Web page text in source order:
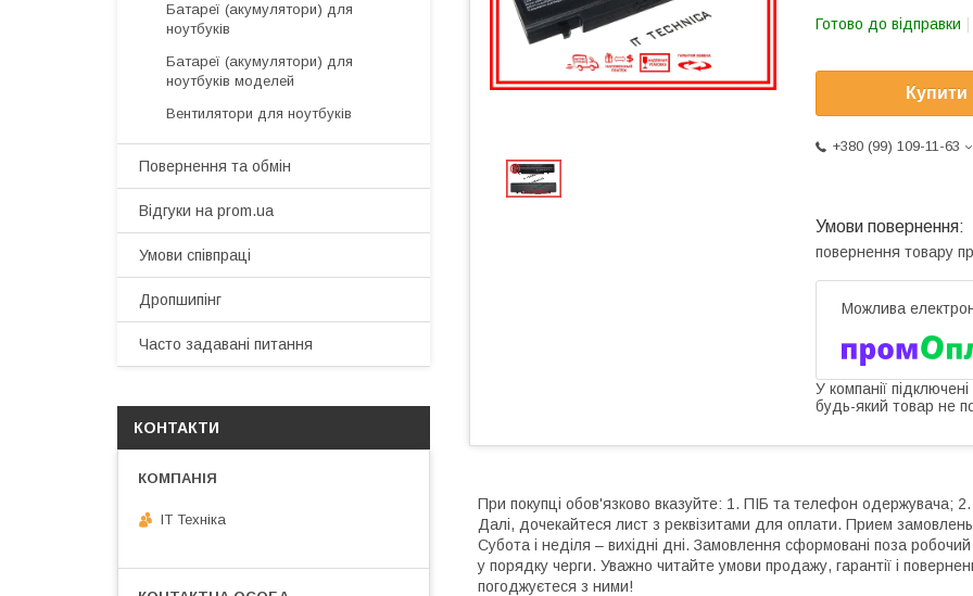
Готово до відправки
Купити
+380 (99) 109-11-63
повернення товару
У компанії
будь-який товар не
При покупці обов'язково вказуйте: 1. ПІБ та телефон одержувача;
Далі, дочекайтеся лист з реквізитами для оплати. Прием
Субота і неділя – вихідні дні. Замовлення сформовані поза
у порядку черги. Уважно читайте умови продажу, гарантії і
погоджуєтеся з ними!
Батареї (акумулятори) для
ноутбуків
Батареї (акумулятори) для
ноутбуків моделей
Вентилятори для ноутбуків
Повернення та обмін
Відгуки на prom.ua
Умови співпраці
Дропшипінг
Часто задавані питання
КОНТАКТИ
IT Техніка